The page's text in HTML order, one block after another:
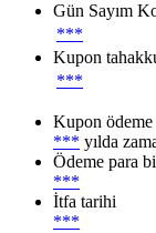
Gün Sayım
***
Kupon
***
Kupon ödeme
*** yılda
Ödeme para
***
İtfa tarihi
***